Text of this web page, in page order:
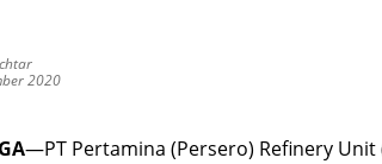
2020
—PT Pertamina (Persero) Refinery Unit